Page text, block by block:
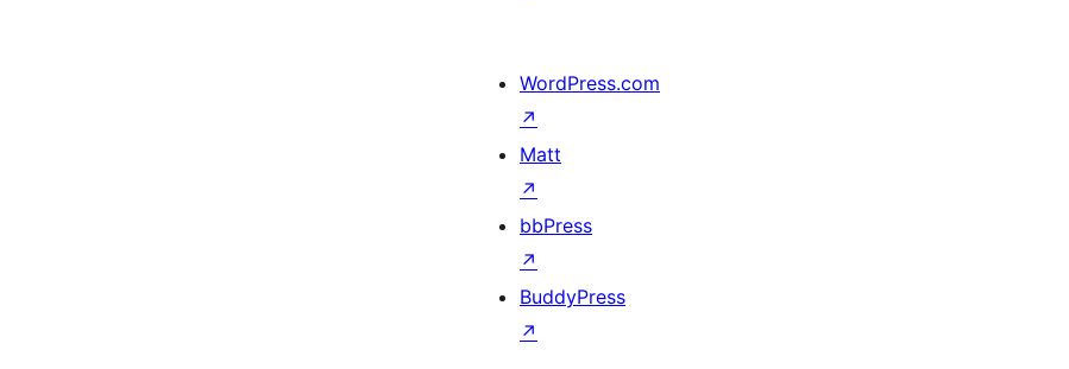
WordPress.com
↗
Matt
↗
bbPress
↗
BuddyPress
↗